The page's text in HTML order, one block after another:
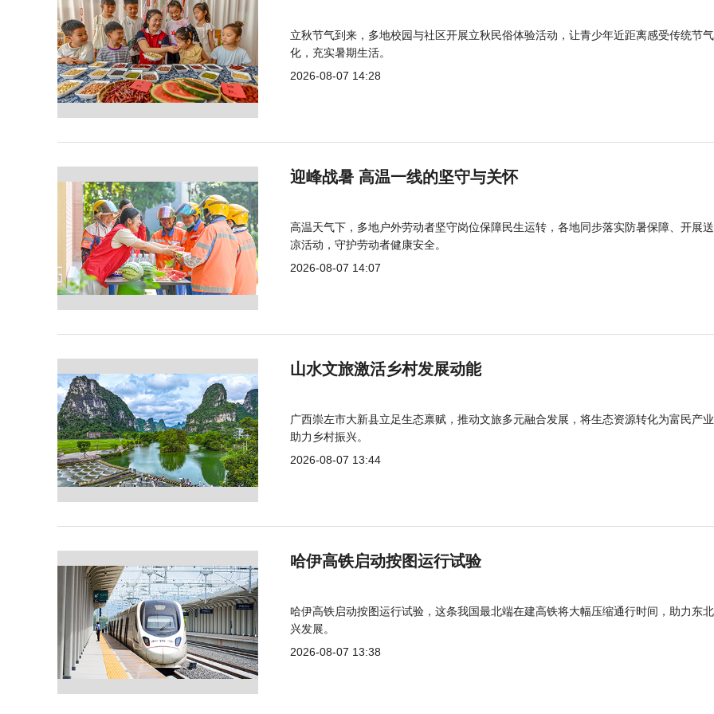
立秋节气到来，多地校园与社区开展立秋民俗体验活动，让青少年近距离感受传统节
化，充实暑期生活。
2026-08-07 14:28
迎峰战暑 高温一线的坚守与关怀
高温天气下，多地户外劳动者坚守岗位保障民生运转，各地同步落实防暑保障、开展
凉活动，守护劳动者健康安全。
2026-08-07 14:07
山水文旅激活乡村发展动能
广西崇左市大新县立足生态禀赋，推动文旅多元融合发展，将生态资源转化为富民产
助力乡村振兴。
2026-08-07 13:44
哈伊高铁启动按图运行试验
哈伊高铁启动按图运行试验，这条我国最北端在建高铁将大幅压缩通行时间，助力东
兴发展。
2026-08-07 13:38